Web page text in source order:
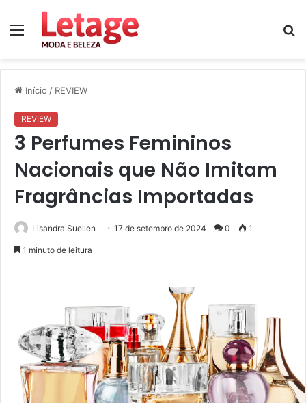
Menu
Início / REVIEW
REVIEW
3 Perfumes Femininos
Nacionais que Não Imitam
Fragrâncias Importadas
Lisandra Suellen 17 de setembro de 2024 0 1
1 minuto de leitura